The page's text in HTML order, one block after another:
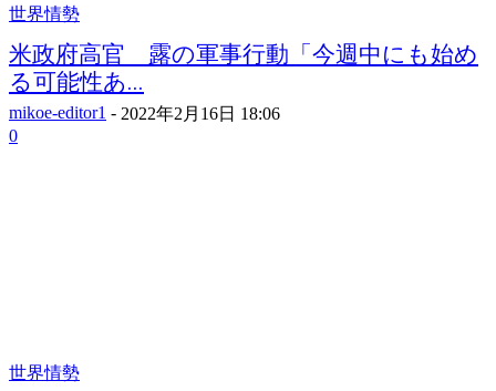
世界情勢
米政府高官 露の軍事行動「今週中にも始め
る可能性あ...
mikoe-editor1 - 2022年2月16日 18:06
0
世界情勢